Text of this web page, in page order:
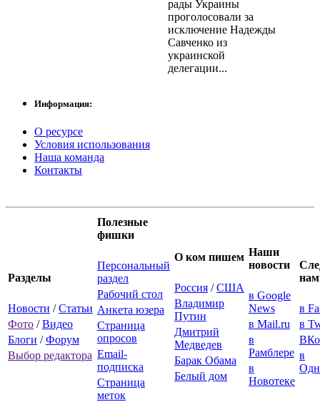
рады Украины
проголосовали за
исключение Надежды
Савченко из
украинской
делегации...
Информация:
О ресурсе
Условия использования
Наша команда
Контакты
Разделы
Новости /Статьи
Фото /Видео
Блоги /Форум
Выбор редактора
Полезные
фишки
Персональный
раздел
Рабочий стол
Анкета юзера
Страница
опросов
Email-
подписка
Страница
меток
О ком пишем
Россия /США
Владимир
Путин
Дмитрий
Медведев
Барак Обама
Белый дом
Наши
новости
в Google
News
в Mail.ru
в
Рамблере
в
Новотеке
в
в
в